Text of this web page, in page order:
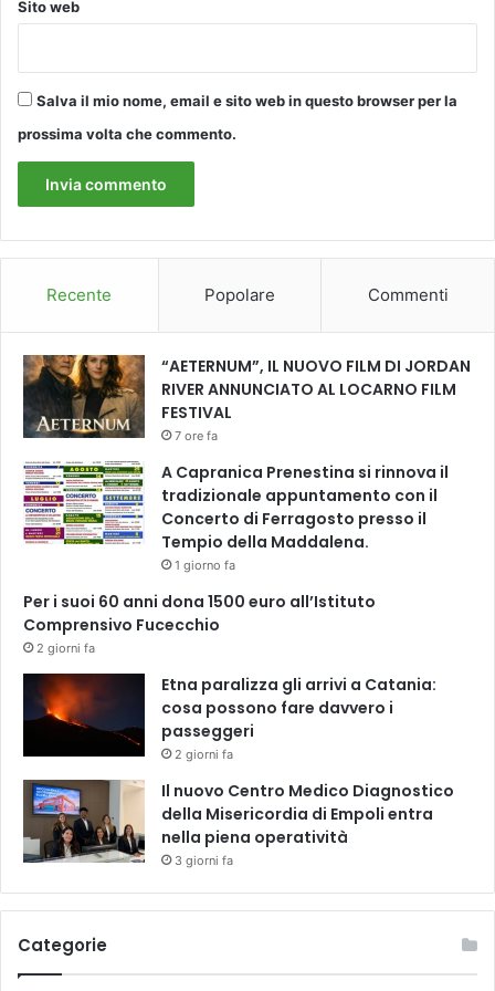
i
r
c
o
e
r
i
d
S
a
n
o
e
a
d
P
n
e
d
ì
c
Sito web
Salva il mio nome, email e sito web in questo browser per la
prossima volta che commento.
Recente Popolare Commenti
“AETERNUM”, IL NUOVO FILM DI JORDAN
RIVER ANNUNCIATO AL LOCARNO FILM
FESTIVAL
7 ore fa
A Capranica Prenestina si rinnova il
tradizionale appuntamento con il
Concerto di Ferragosto presso il
Tempio della Maddalena.
1 giorno fa
Per i suoi 60 anni dona 1500 euro all’Istituto
Comprensivo Fucecchio
2 giorni fa
Etna paralizza gli arrivi a Catania:
cosa possono fare davvero i
passeggeri
2 giorni fa
Il nuovo Centro Medico Diagnostico
della Misericordia di Empoli entra
nella piena operatività
3 giorni fa
Categorie